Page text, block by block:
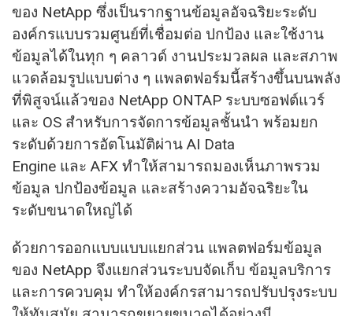
ของ NetApp ซึ่งเป็นรากฐานข้อมูลอัจฉริยะระดับ
องค์กรแบบรวมศูนย์ที่เชื่อมต่อ ปกป้อง และใช้งาน
ข้อมูลได้ในทุก ๆ คลาวด์ งานประมวลผล และสภาพ
แวดล้อมรูปแบบต่าง ๆ แพลตฟอร์มนี้สร้างขึ้นบนพลัง
ที่พิสูจน์แล้วของ NetApp ONTAP ระบบซอฟต์แวร์
และ OS สำหรับการจัดการข้อมูลชั้นนำ พร้อมยก
ระดับด้วยการอัตโนมัติผ่าน AI Data
Engine และ AFX ทำให้สามารถมองเห็นภาพรวม
ข้อมูล ปกป้องข้อมูล และสร้างความอัจฉริยะใน
ระดับขนาดใหญ่ได้
ด้วยการออกแบบแบบแยกส่วน แพลตฟอร์มข้อมูล
ของ NetApp จึงแยกส่วนระบบจัดเก็บ ข้อมูลบริการ
และการควบคุม ทำให้องค์กรสามารถปรับปรุงระบบ